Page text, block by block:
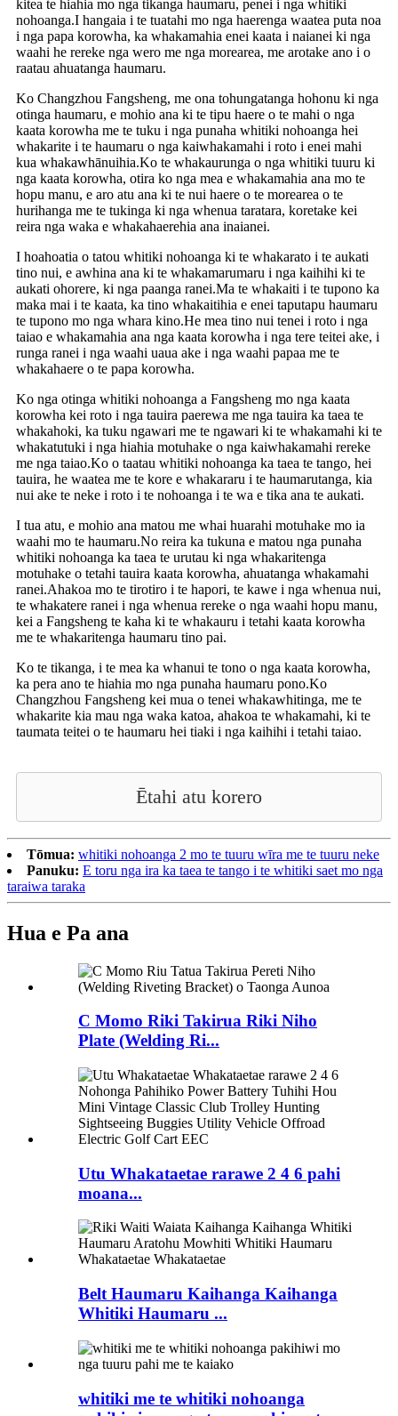
kitea te hiahia mo nga tikanga haumaru, penei i nga whitiki
nohoanga.I hangaia i te tuatahi mo nga haerenga waatea puta noa
i nga papa korowha, ka whakamahia enei kaata i naianei ki nga
waahi he rereke nga wero me nga morearea, me arotake ano i o
raatau ahuatanga haumaru.
Ko Changzhou Fangsheng, me ona tohungatanga hohonu ki nga
otinga haumaru, e mohio ana ki te tipu haere o te mahi o nga
kaata korowha me te tuku i nga punaha whitiki nohoanga hei
whakarite i te haumaru o nga kaiwhakamahi i roto i enei mahi
kua whakawhānuihia.Ko te whakaurunga o nga whitiki tuuru ki
nga kaata korowha, otira ko nga mea e whakamahia ana mo te
hopu manu, e aro atu ana ki te nui haere o te morearea o te
hurihanga me te tukinga ki nga whenua taratara, koretake kei
reira nga waka e whakahaerehia ana inaianei.
I hoahoatia o tatou whitiki nohoanga ki te whakarato i te aukati
tino nui, e awhina ana ki te whakamarumaru i nga kaihihi ki te
aukati ohorere, ki nga paanga ranei.Ma te whakaiti i te tupono ka
maka mai i te kaata, ka tino whakaitihia e enei taputapu haumaru
te tupono mo nga whara kino.He mea tino nui tenei i roto i nga
taiao e whakamahia ana nga kaata korowha i nga tere teitei ake, i
runga ranei i nga waahi uaua ake i nga waahi papaa me te
whakahaere o te papa korowha.
Ko nga otinga whitiki nohoanga a Fangsheng mo nga kaata
korowha kei roto i nga tauira paerewa me nga tauira ka taea te
whakahoki, ka tuku ngawari me te ngawari ki te whakamahi ki te
whakatutuki i nga hiahia motuhake o nga kaiwhakamahi rereke
me nga taiao.Ko o taatau whitiki nohoanga ka taea te tango, hei
tauira, he waatea me te kore e whakararu i te haumarutanga, kia
nui ake te neke i roto i te nohoanga i te wa e tika ana te aukati.
I tua atu, e mohio ana matou me whai huarahi motuhake mo ia
waahi mo te haumaru.No reira ka tukuna e matou nga punaha
whitiki nohoanga ka taea te urutau ki nga whakaritenga
motuhake o tetahi tauira kaata korowha, ahuatanga whakamahi
ranei.Ahakoa mo te tirotiro i te hapori, te kawe i nga whenua nui,
te whakatere ranei i nga whenua rereke o nga waahi hopu manu,
kei a Fangsheng te kaha ki te whakauru i tetahi kaata korowha
me te whakaritenga haumaru tino pai.
Ko te tikanga, i te mea ka whanui te tono o nga kaata korowha,
ka pera ano te hiahia mo nga punaha haumaru pono.Ko
Changzhou Fangsheng kei mua o tenei whakawhitinga, me te
whakarite kia mau nga waka katoa, ahakoa te whakamahi, ki te
taumata teitei o te haumaru hei tiaki i nga kaihihi i tetahi taiao.
Ētahi atu korero
Tōmua: whitiki nohoanga 2 mo te tuuru wīra me te tuuru neke
Panuku: E toru nga ira ka taea te tango i te whitiki saet mo nga
taraiwa taraka
Hua e Pa ana
C Momo Riki Takirua Riki Niho
Plate (Welding Ri...
Utu Whakataetae rarawe 2 4 6 pahi
moana...
Belt Haumaru Kaihanga Kaihanga
Whitiki Haumaru ...
whitiki me te whitiki nohoanga